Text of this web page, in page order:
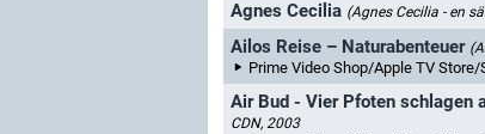
Agnes Cecilia (Agnes Cecilia - en
Ailos Reise – Naturabenteuer
Prime Video Shop/Apple TV Store/Sky
Air Bud - Vier Pfoten schlagen
CDN, 2003